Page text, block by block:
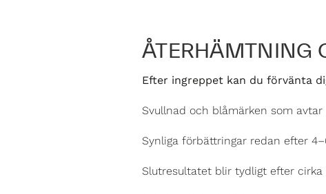
ÅTERHÄMTNING
Efter ingreppet kan du förvänta
Svullnad och blåmärken som avtar
Synliga förbättringar redan efter
Slutresultatet blir tydligt efter cirka